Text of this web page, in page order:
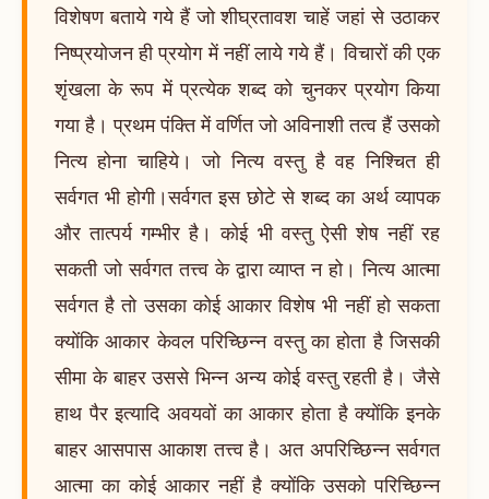
विशेषण बताये गये हैं जो शीघ्रतावश चाहें जहां से उठाकर
निष्प्रयोजन ही प्रयोग में नहीं लाये गये हैं। विचारों की एक
शृंखला के रूप में प्रत्येक शब्द को चुनकर प्रयोग किया
गया है। प्रथम पंक्ति में वर्णित जो अविनाशी तत्व हैं उसको
नित्य होना चाहिये। जो नित्य वस्तु है वह निश्चित ही
सर्वगत भी होगी।सर्वगत इस छोटे से शब्द का अर्थ व्यापक
और तात्पर्य गम्भीर है। कोई भी वस्तु ऐसी शेष नहीं रह
सकती जो सर्वगत तत्त्व के द्वारा व्याप्त न हो। नित्य आत्मा
सर्वगत है तो उसका कोई आकार विशेष भी नहीं हो सकता
क्योंकि आकार केवल परिच्छिन्न वस्तु का होता है जिसकी
सीमा के बाहर उससे भिन्न अन्य कोई वस्तु रहती है। जैसे
हाथ पैर इत्यादि अवयवों का आकार होता है क्योंकि इनके
बाहर आसपास आकाश तत्त्व है। अत अपरिच्छिन्न सर्वगत
आत्मा का कोई आकार नहीं है क्योंकि उसको परिच्छिन्न